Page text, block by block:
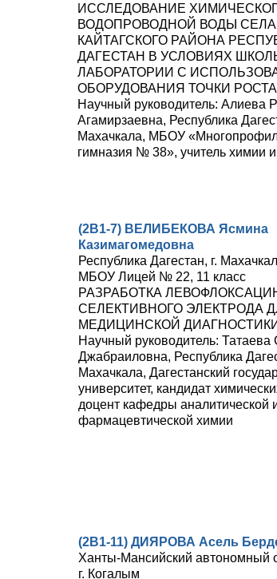
ИССЛЕДОВАНИЕ
ВОДОПРОВОДНОЙ ВОДЫ
КАЙТАГСКОГО РАЙОНА
ДАГЕСТАН В УСЛОВИЯХ
ЛАБОРАТОРИИ С
ОБОРУДОВАНИЯ ТОЧКИ РОСТА
Научный руководитель: Алиева
Агамирзаевна, Республика
Махачкала, МБОУ
гимназия № 38», учитель химии
(2В1-7) ВЕЛИБЕКОВА Ясмина
Казимагомедовна
Республика Дагестан, г.
МБОУ Лицей № 22, 11 класс
РАЗРАБОТКА
СЕЛЕКТИВНОГО ЭЛЕКТРОДА
МЕДИЦИНСКОЙ ДИАГНОСТИКИ
Научный руководитель: Татаева
Джабраиловна, Республика
Махачкала, Дагестанский
университет, кандидат
доцент кафедры аналитической
фармацевтической химии
(2В1-11) ДИЯРОВА Асель
Ханты-Мансийский автономный
г. Когалым